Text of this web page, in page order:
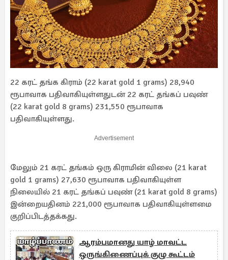
22 கரட் தங்க கிராம் (22 karat gold 1 grams) 28,940
ரூபாவாக பதிவாகியுள்ளதுடன் 22 கரட் தங்கப் பவுண்
(22 karat gold 8 grams) 231,550 ரூபாவாக
பதிவாகியுள்ளது.
Advertisement
மேலும் 21 கரட் தங்கம் ஒரு கிராமின் விலை (21 karat
gold 1 grams) 27,630 ரூபாவாக பதிவாகியுள்ள
நிலையில் 21 கரட் தங்கப் பவுண் (21 karat gold 8 grams)
இன்றையதினம் 221,000 ரூபாவாக பதிவாகியுள்ளமை
குறிப்பிடத்தக்கது.
ஆரம்பமானது யாழ் மாவட்ட
ஒருங்கிணைப்புக் குழு கூட்டம்